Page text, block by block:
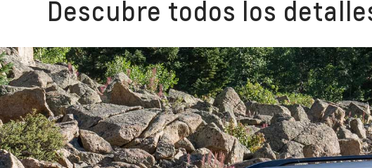
Descubre todos los